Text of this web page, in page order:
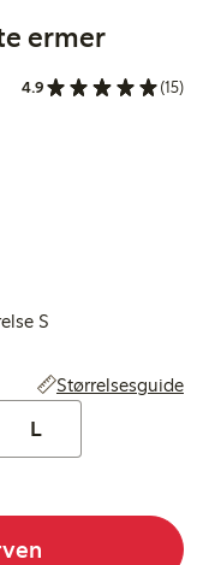
ermer
4.9 (15)
S
Størrelsesguide
L